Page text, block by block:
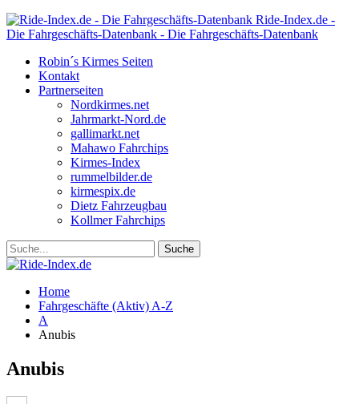
Ride-Index.de -
Die Fahrgeschäfts-Datenbank - Die Fahrgeschäfts-Datenbank
Robin´s Kirmes Seiten
Kontakt
Partnerseiten
Nordkirmes.net
Jahrmarkt-Nord.de
gallimarkt.net
Mahawo Fahrchips
Kirmes-Index
rummelbilder.de
kirmespix.de
Dietz Fahrzeugbau
Kollmer Fahrchips
Home
Fahrgeschäfte (Aktiv) A-Z
A
Anubis
Anubis